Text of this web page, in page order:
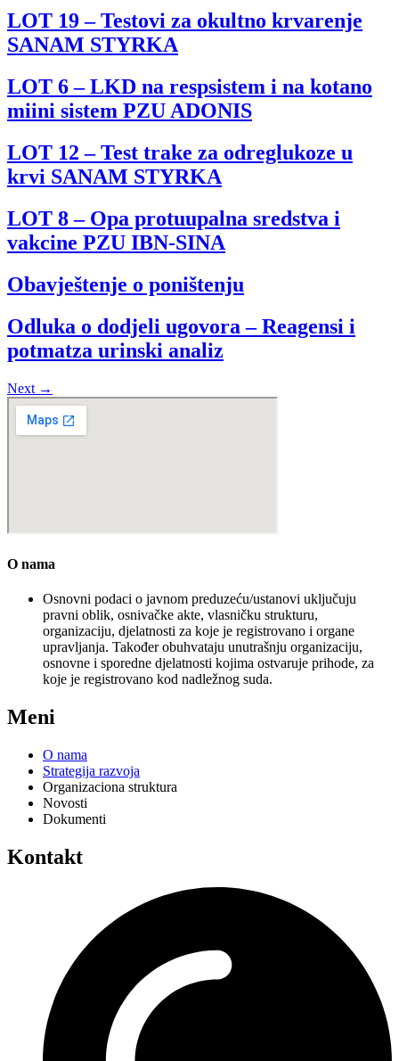
LOT 19 – Testovi za okultno krvarenje
SANAM STYRKA
LOT 6 – LKD na respsistem i na kotano
miini sistem PZU ADONIS
LOT 12 – Test trake za odreglukoze u
krvi SANAM STYRKA
LOT 8 – Opa protuupalna sredstva i
vakcine PZU IBN-SINA
Obavještenje o poništenju
Odluka o dodjeli ugovora – Reagensi i
potmatza urinski analiz
Next →
O nama
Osnovni podaci o javnom preduzeću/ustanovi uključuju
pravni oblik, osnivačke akte, vlasničku strukturu,
organizaciju, djelatnosti za koje je registrovano i organe
upravljanja. Također obuhvataju unutrašnju organizaciju,
osnovne i sporedne djelatnosti kojima ostvaruje prihode, za
koje je registrovano kod nadležnog suda.
Meni
O nama
Strategija razvoja
Organizaciona struktura
Novosti
Dokumenti
Kontakt